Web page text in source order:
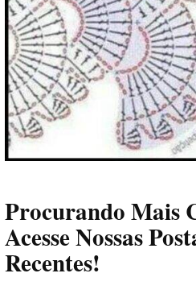
Procurando Mais
Acesse Nossas
Recentes!